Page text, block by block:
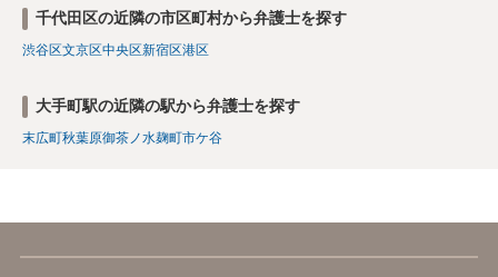
千代田区の近隣の市区町村から弁護士を探す
渋谷区文京区中央区新宿区港区
大手町駅の近隣の駅から弁護士を探す
末広町秋葉原御茶ノ水麹町市ケ谷